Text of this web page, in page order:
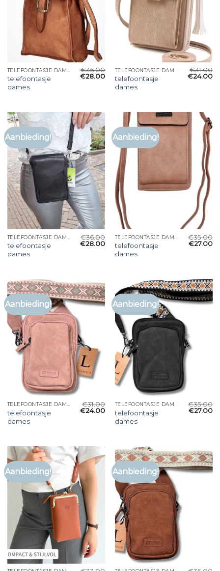
telefoontasje
dames
€36.00
€28.00
telefoontasje
dames
€31.00
€24.00
Aanbieding!
TELEFOONTASJE DAMES
telefoontasje
dames
€36.00
€28.00
Aanbieding!
TELEFOONTASJE DAMES
telefoontasje
dames
€35.00
€27.00
Aanbieding!
TELEFOONTASJE DAMES
telefoontasje
dames
€31.00
€24.00
Aanbieding!
TELEFOONTASJE DAMES
telefoontasje
dames
€35.00
€27.00
Aanbieding! Aanbieding!